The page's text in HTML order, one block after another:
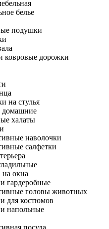
белье
подушки
ковровые дорожки
на стулья
домашние
халаты
наволочки
салфетки
окна
гардеробные
головы животных
для костюмов
напольные
посуда